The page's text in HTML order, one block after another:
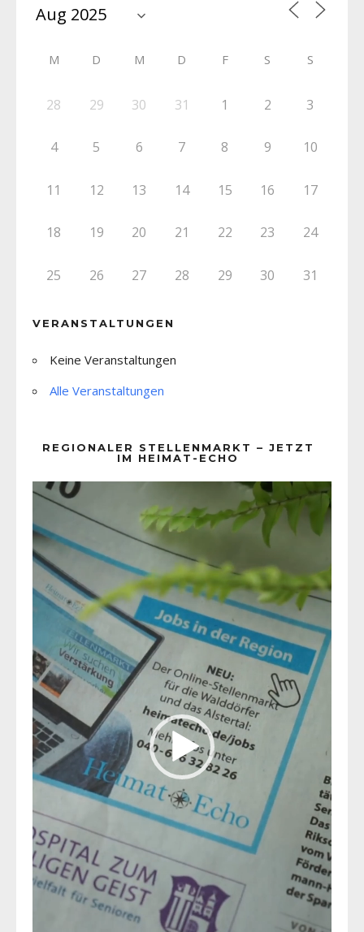
M D M D F S S
28 29 30 31 1 2 3
4 5 6 7 8 9 10
11 12 13 14 15 16 17
18 19 20 21 22 23 24
25 26 27 28 29 30 31
VERANSTALTUNGEN
Keine Veranstaltungen
Alle Veranstaltungen
REGIONALER STELLENMARKT – JETZT
IM HEIMAT-ECHO
Player